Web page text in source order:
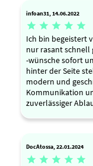
infoan31, 14.06.2022
    
Ich bin begeistert
nur rasant schnell
-wünsche sofort
hinter der Seite
modern und
Kommunikation
zuverlässiger
DocAtossa, 22.01.2024
    